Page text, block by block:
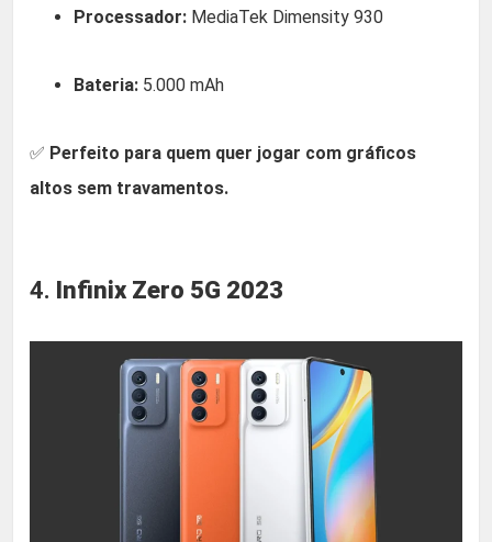
Processador: MediaTek Dimensity 930
Bateria: 5.000 mAh
✅ Perfeito para quem quer jogar com gráficos
altos sem travamentos.
4. Infinix Zero 5G 2023